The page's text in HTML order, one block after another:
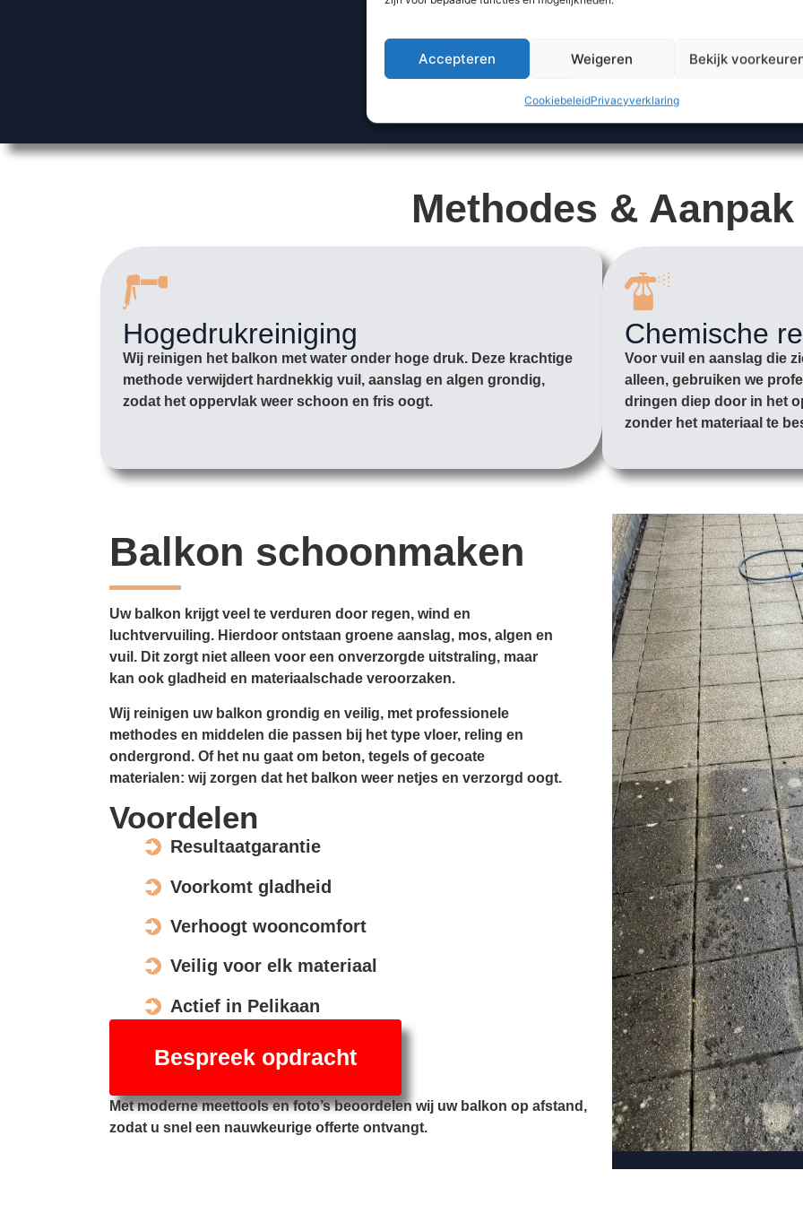
Accepteren Weigeren Bekijk
CookiebeleidPrivacyverklaring
Methodes & Aanpak
Hogedrukreiniging
Wij reinigen het balkon met water onder hoge druk. Deze krachtige
methode verwijdert hardnekkig vuil, aanslag en algen grondig,
zodat het oppervlak weer schoon en fris oogt.
Chemische
Voor vuil en aanslag die
alleen, gebruiken we
dringen diep door in het
zonder het materiaal te
Balkon schoonmaken
Uw balkon krijgt veel te verduren door regen, wind en
luchtvervuiling. Hierdoor ontstaan groene aanslag, mos, algen en
vuil. Dit zorgt niet alleen voor een onverzorgde uitstraling, maar
kan ook gladheid en materiaal­schade veroorzaken.
Wij reinigen uw balkon grondig en veilig, met professionele
methodes en middelen die passen bij het type vloer, reling en
ondergrond. Of het nu gaat om beton, tegels of gecoate
materialen: wij zorgen dat het balkon weer netjes en verzorgd oogt.
Voordelen
Resultaatgarantie
Voorkomt gladheid
Verhoogt wooncomfort
Veilig voor elk materiaal
Actief in Pelikaan
Bespreek opdracht
Met moderne meettools en foto’s beoordelen wij uw balkon op afstand,
zodat u snel een nauwkeurige offerte ontvangt.